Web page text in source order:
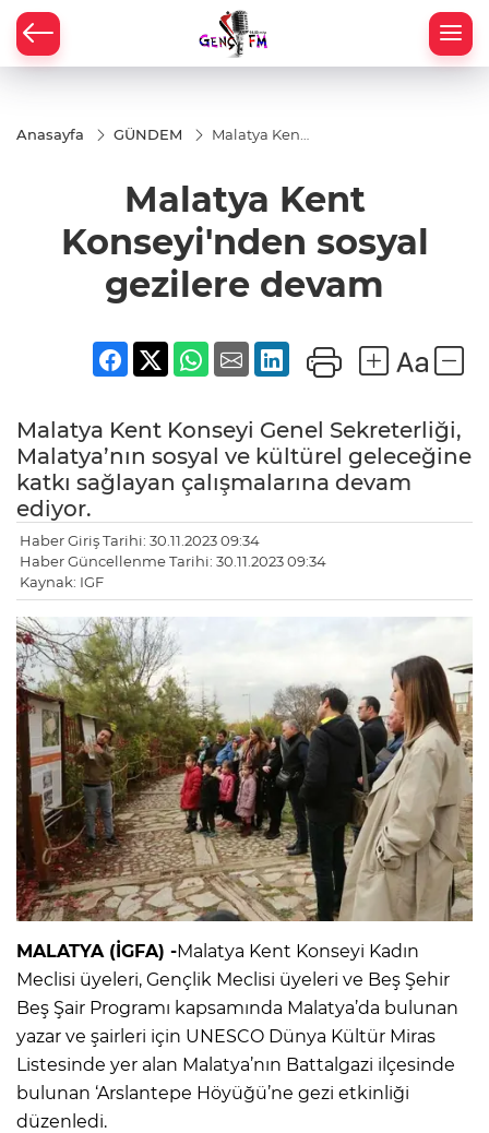
Anasayfa GÜNDEM
Malatya Kent
gezilere
devam
Malatya Kent
Konseyi'nden sosyal
gezilere devam
Malatya Kent Konseyi Genel Sekreterliği,
Malatya’nın sosyal ve kültürel geleceğine
katkı sağlayan çalışmalarına devam
ediyor.
Haber Giriş Tarihi: 30.11.2023 09:34
Haber Güncellenme Tarihi: 30.11.2023 09:34
Kaynak: IGF
MALATYA (İGFA) -Malatya Kent Konseyi Kadın
Meclisi üyeleri, Gençlik Meclisi üyeleri ve Beş Şehir
Beş Şair Programı kapsamında Malatya’da bulunan
yazar ve şairleri için UNESCO Dünya Kültür Miras
Listesinde yer alan Malatya’nın Battalgazi ilçesinde
bulunan ‘Arslantepe Höyüğü’ne gezi etkinliği
düzenledi.